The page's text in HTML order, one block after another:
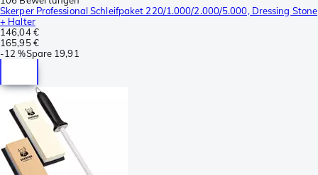
Skerper Professional Schleifpaket 220/1.000/2.000/5.000, Dressing Stone
+ Halter
146,04 €
165,95 €
-12 %Spare 19,91